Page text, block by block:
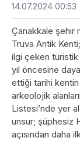
14.07.2024 00:53
Çanakkale şehir
Truva Antik
ilgi çeken
yıl öncesine
ettiği tarihi kentin
arkeolojik
Listesi’nde yer
unsur; şüphesiz
açısından daha